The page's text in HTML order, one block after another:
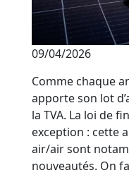
09/04/2026
Comme chaque
apporte son lot
la TVA. La loi de
exception : cette
air/air sont
nouveautés. On